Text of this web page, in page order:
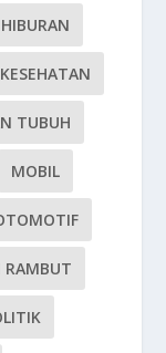
HIBURAN
KESEHATAN
TUBUH
MOBIL
RAMBUT